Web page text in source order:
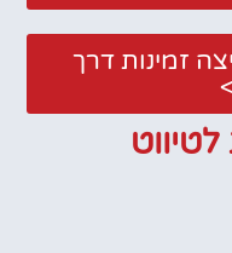
זמינות דרך